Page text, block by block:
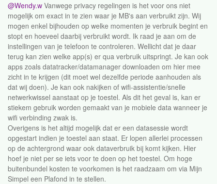
@Wendy.w Vanwege privacy regelingen is het voor ons niet
mogelijk om exact in te zien waar je MB's aan verbruikt zijn. Wij
mogen enkel bijhouden op welke momenten je verbruik begint en
stopt en hoeveel daarbij verbruikt wordt. Ik raad je aan om de
instellingen van je telefoon te controleren. Wellicht dat je daar
terug kan zien welke app(s) er qua verbruik uitspringt. Je kan ook
apps zoals datatracker/datamanager downloaden om hier mee
zicht in te krijgen (dit moet wel dezelfde periode aanhouden als
dat wij doen). Je kan ook nakijken of wifi-assistentie/snelle
netwerkwissel aanstaat op je toestel. Als dit het geval is, kan er
stiekem gebruik worden gemaakt van je mobiele data wanneer je
wifi verbinding zwak is.
Overigens is het altijd mogelijk dat er een datasessie wordt
opgestart indien je toestel aan staat. Er lopen allerlei processen
op de achtergrond waar ook dataverbruik bij komt kijken. Hier
hoef je niet per se iets voor te doen op het toestel. Om hoge
buitenbundel kosten te voorkomen is het raadzaam om via Mijn
Simpel een Plafond in te stellen.